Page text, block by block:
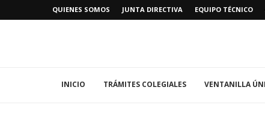
QUIENES SOMOS JUNTA DIRECTIVA EQUIPO TÉCNICO
INICIO TRÁMITES COLEGIALES VENTANILLA